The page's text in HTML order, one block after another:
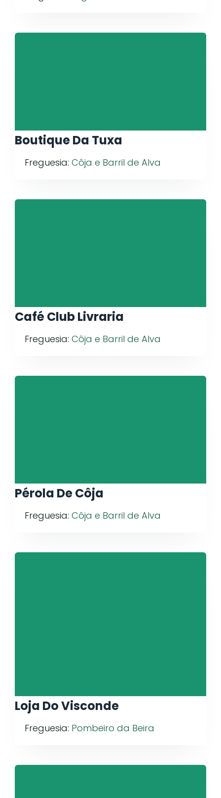
Boutique Da Tuxa
Freguesia: Côja e Barril de Alva
Café Club Livraria
Freguesia: Côja e Barril de Alva
Pérola De Côja
Freguesia: Côja e Barril de Alva
Loja Do Visconde
Freguesia: Pombeiro da Beira